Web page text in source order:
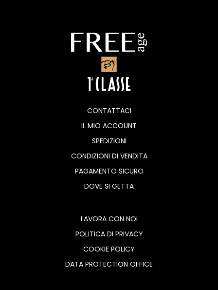
CONTATTACI
IL MIO ACCOUNT
SPEDIZIONI
CONDIZIONI DI VENDITA
PAGAMENTO SICURO
DOVE SI GETTA
LAVORA CON NOI
POLITICA DI PRIVACY
COOKIE POLICY
DATA PROTECTION OFFICE